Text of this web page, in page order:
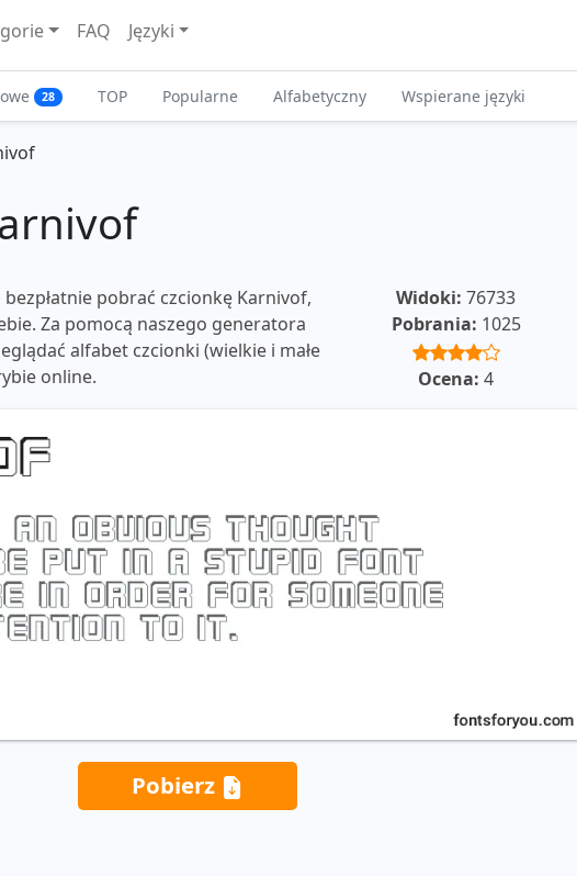
FAQ Języki
28 TOP Popularne Alfabetyczny Wspierane języki
bezpłatnie pobrać czcionkę Karnivof,
Za pomocą naszego generatora
alfabet czcionki (wielkie i małe
online.
Widoki: 76733
Pobrania: 1025
Ocena: 4
Pobierz